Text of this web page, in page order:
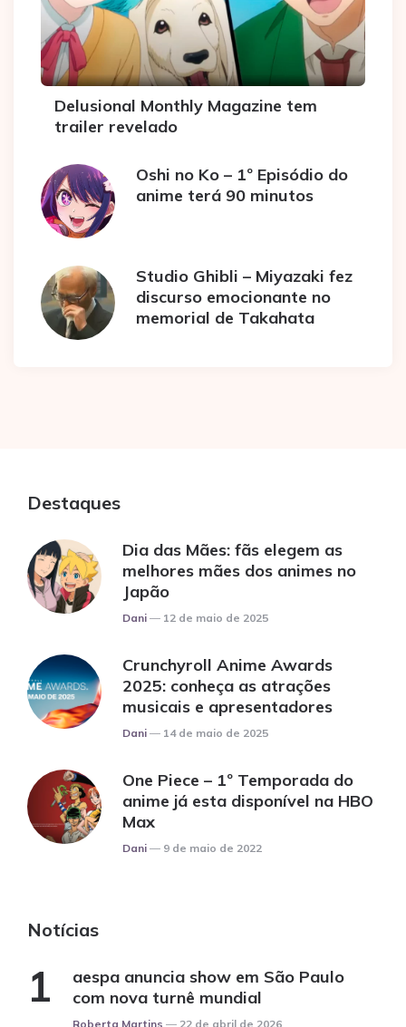
Delusional Monthly Magazine tem
trailer revelado
Oshi no Ko – 1º Episódio do
anime terá 90 minutos
Studio Ghibli – Miyazaki fez
discurso emocionante no
memorial de Takahata
Destaques
Dia das Mães: fãs elegem as
melhores mães dos animes no
Japão
Posted
Dani 12 de maio de 2025
Crunchyroll Anime Awards
2025: conheça as atrações
musicais e apresentadores
Posted
Dani 14 de maio de 2025
One Piece – 1º Temporada do
anime já esta disponível na HBO
Max
Posted
Dani 9 de maio de 2022
Notícias
aespa anuncia show em São Paulo
com nova turnê mundial
Posted
Roberta Martins 22 de abril de 2026